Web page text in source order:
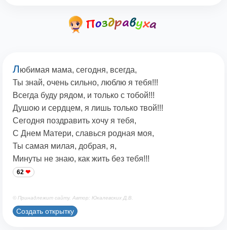
Любимая мама, сегодня, всегда,
Ты знай, очень сильно, люблю я тебя!!!
Всегда буду рядом, и только с тобой!!!
Душою и сердцем, я лишь только твой!!!
Сегодня поздравить хочу я тебя,
С Днем Матери, славься родная моя,
Ты самая милая, добрая, я,
Минуты не знаю, как жить без тебя!!!
62
© Принадлежит сайту. Автор: Юкалевских Д.В.
Создать открытку